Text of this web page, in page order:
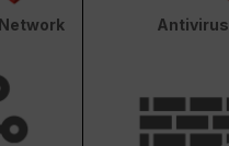
Antivirus